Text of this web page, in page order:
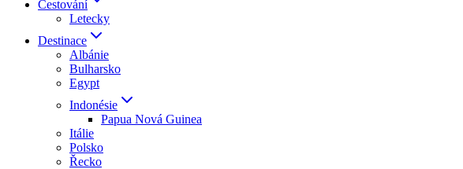
Cestování
Letecky
Destinace
Albánie
Bulharsko
Egypt
Indonésie
Papua Nová Guinea
Itálie
Polsko
Řecko